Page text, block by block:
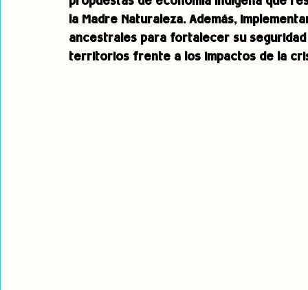
la Madre Naturaleza. Además,
ancestrales para fortalecer su
territorios frente a los impactos de la